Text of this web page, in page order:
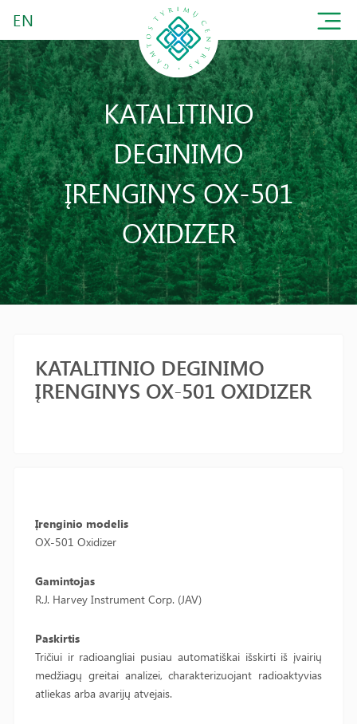
EN
KATALITINIO
DEGINIMO
ĮRENGINYS OX-501
OXIDIZER
KATALITINIO DEGINIMO
ĮRENGINYS OX-501 OXIDIZER
Įrenginio modelis
OX-501 Oxidizer
Gamintojas
R.J. Harvey Instrument Corp. (JAV)
Paskirtis
Tričiui ir radioangliai pusiau automatiškai išskirti iš įvairių
medžiagų greitai analizei, charakterizuojant radioaktyvias
atliekas arba avarijų atvejais.